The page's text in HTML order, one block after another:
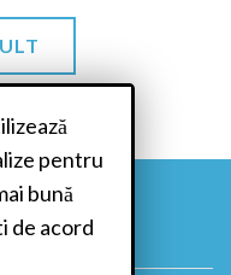
pentru
bună
de acord